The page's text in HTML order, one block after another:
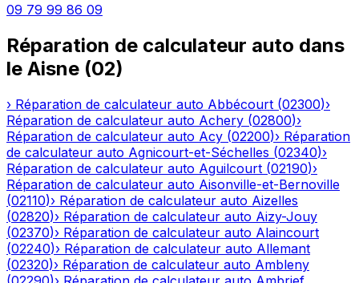
09 79 99 86 09
Réparation de calculateur auto dans
le Aisne (02)
› Réparation de calculateur auto Abbécourt (02300)›
Réparation de calculateur auto Achery (02800)›
Réparation de calculateur auto Acy (02200)› Réparation
de calculateur auto Agnicourt-et-Séchelles (02340)›
Réparation de calculateur auto Aguilcourt (02190)›
Réparation de calculateur auto Aisonville-et-Bernoville
(02110)› Réparation de calculateur auto Aizelles
(02820)› Réparation de calculateur auto Aizy-Jouy
(02370)› Réparation de calculateur auto Alaincourt
(02240)› Réparation de calculateur auto Allemant
(02320)› Réparation de calculateur auto Ambleny